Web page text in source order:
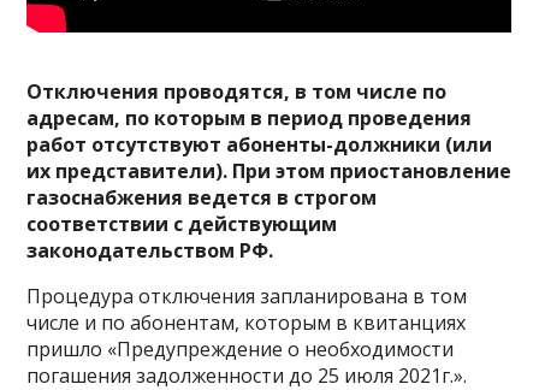
Отключения проводятся, в том числе по
адресам, по которым в период проведения
работ отсутствуют абоненты-должники (или
их представители). При этом приостановление
газоснабжения ведется в строгом
соответствии с действующим
законодательством РФ.
Процедура отключения запланирована в том
числе и по абонентам, которым в квитанциях
пришло «Предупреждение о необходимости
погашения задолженности до 25 июля 2021г.».